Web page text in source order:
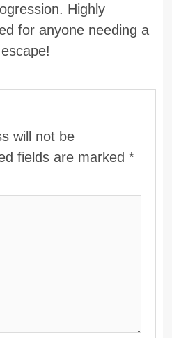
Highly
for anyone needing a
will not be
fields are marked*